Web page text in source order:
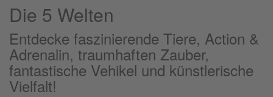
Die 5 Welten
Entdecke faszinierende Tiere, Action &
Adrenalin, traumhaften Zauber,
fantastische Vehikel und künstlerische
Vielfalt!